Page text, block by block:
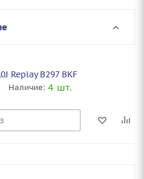
Replay B297 BKF
Наличие: 4 шт.